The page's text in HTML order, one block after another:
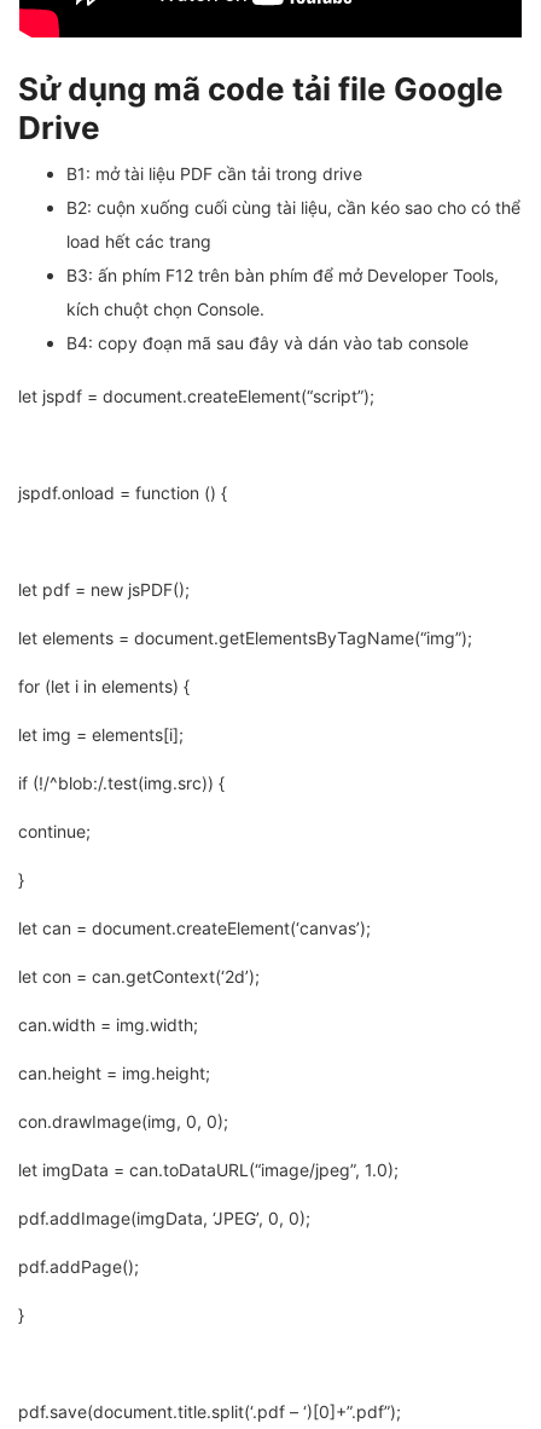
Sử dụng mã code tải file Google
Drive
B1: mở tài liệu PDF cần tải trong drive
B2: cuộn xuống cuối cùng tài liệu, cần kéo sao cho có thể
load hết các trang
B3: ấn phím F12 trên bàn phím để mở Developer Tools,
kích chuột chọn Console.
B4: copy đoạn mã sau đây và dán vào tab console
let jspdf = document.createElement(“script”);
jspdf.onload = function () {
let pdf = new jsPDF();
let elements = document.getElementsByTagName(“img”);
for (let i in elements) {
let img = elements[i];
if (!/^blob:/.test(img.src)) {
continue;
}
let can = document.createElement(‘canvas’);
let con = can.getContext(‘2d’);
can.width = img.width;
can.height = img.height;
con.drawImage(img, 0, 0);
let imgData = can.toDataURL(“image/jpeg”, 1.0);
pdf.addImage(imgData, ‘JPEG’, 0, 0);
pdf.addPage();
}
pdf.save(document.title.split(‘.pdf – ‘)[0]+”.pdf”);